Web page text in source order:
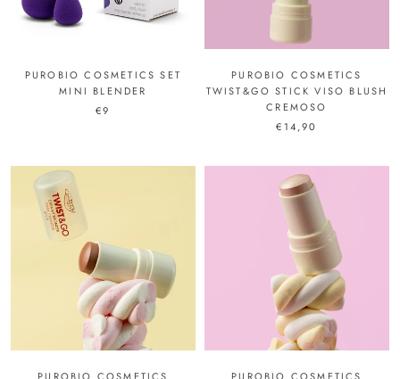
PUROBIO COSMETICS SET
MINI BLENDER
€9
PUROBIO COSMETICS
TWIST&GO STICK VISO BLUSH
CREMOSO
€14,90